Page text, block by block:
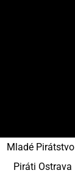
Mladé Pirátstvo
Piráti Ostrava